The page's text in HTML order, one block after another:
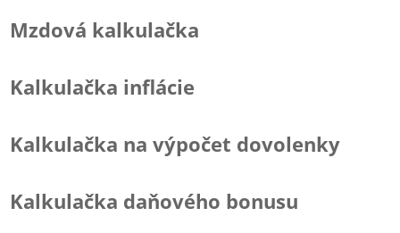
Mzdová kalkulačka
Kalkulačka inflácie
Kalkulačka na výpočet dovolenky
Kalkulačka daňového bonusu